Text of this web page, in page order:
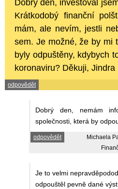
Dobrý den, investoval
Krátkodobý finanční
mám, ale nevím, jestli
sem. Je možné, že by mi
byly odpuštěny, kdybych
koronaviru? Děkuji, Jindra
odpovědět
Dobrý den, nemám
společnosti, která by
odpovědět
Michaela
Je to velmi
odpouštěl pevně dané